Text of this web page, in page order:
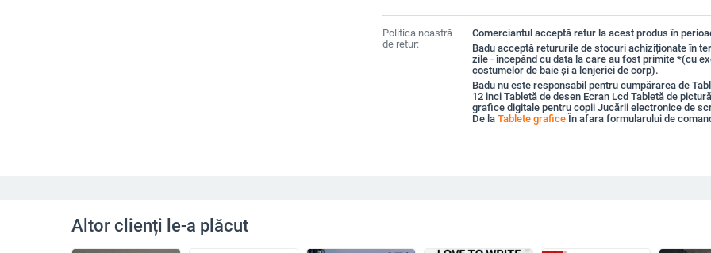
Politica noastră
de retur:
Comerciantul acceptă retur la acest produs în
Badu acceptă retururile de stocuri achiziționate în
zile - începând cu data la care au fost primite *(cu
costumelor de baie și a lenjeriei de corp).
Badu nu este responsabil pentru cumpărarea de
12 inci Tabletă de desen Ecran Lcd Tabletă de
grafice digitale pentru copii Jucării electronice de
De la Tablete graficeÎn afara formularului de
Altor clienți le-a plăcut